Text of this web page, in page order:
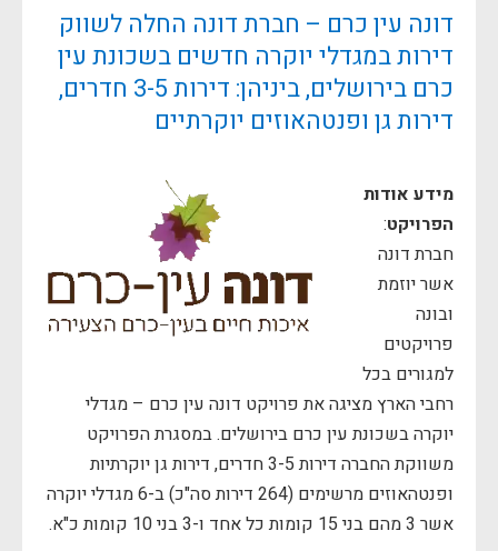
דונה עין כרם – חברת דונה החלה לשווק
דירות במגדלי יוקרה חדשים בשכונת עין
כרם בירושלים, ביניהן: דירות 3-5 חדרים,
דירות גן ופנטהאוזים יוקרתיים
מידע אודות
הפרויקט:
חברת דונה
אשר יוזמת
ובונה
פרויקטים
למגורים בכל
רחבי הארץ מציגה את פרויקט דונה עין כרם – מגדלי
יוקרה בשכונת עין כרם בירושלים. במסגרת הפרויקט
משווקת החברה דירות 3-5 חדרים, דירות גן יוקרתיות
ופנטהאוזים מרשימים (264 דירות סה"כ) ב-6 מגדלי יוקרה
אשר 3 מהם בני 15 קומות כל אחד ו-3 בני 10 קומות כ"א.